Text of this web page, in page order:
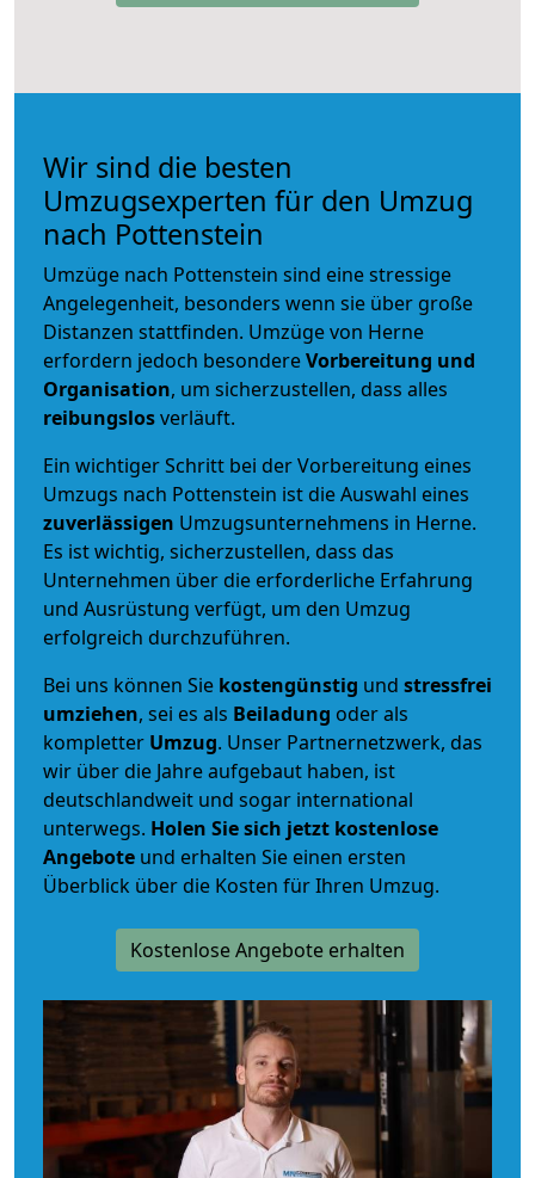
Wir sind die besten
Umzugsexperten für den Umzug
nach Pottenstein
Umzüge nach Pottenstein sind eine stressige
Angelegenheit, besonders wenn sie über große
Distanzen stattfinden. Umzüge von Herne
erfordern jedoch besondereVorbereitung und
Organisation, um sicherzustellen, dass alles
reibungslosverläuft.
Ein wichtiger Schritt bei der Vorbereitung eines
Umzugs nach Pottenstein ist die Auswahl eines
zuverlässigen Umzugsunternehmens in Herne.
Es ist wichtig, sicherzustellen, dass das
Unternehmen über die erforderliche Erfahrung
und Ausrüstung verfügt, um den Umzug
erfolgreich durchzuführen.
Bei uns können Sie kostengünstig und stressfrei
umziehen, sei es als Beiladung oder als
kompletter Umzug. Unser Partnernetzwerk, das
wir über die Jahre aufgebaut haben, ist
deutschlandweit und sogar international
unterwegs. Holen Sie sich jetzt kostenlose
Angebote und erhalten Sie einen ersten
Überblick über die Kosten für Ihren Umzug.
Kostenlose Angebote erhalten